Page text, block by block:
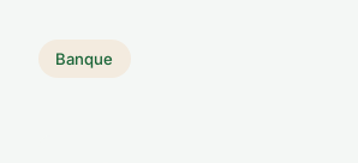
Banque